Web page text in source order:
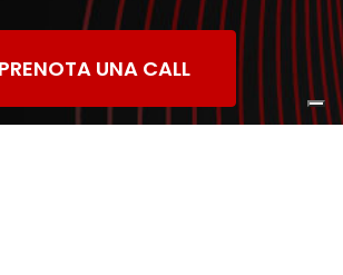
PRENOTA UNA CALL